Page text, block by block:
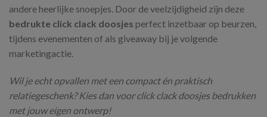
andere heerlijke snoepjes. Door de veelzijdigheid zijn deze
bedrukte click clack doosjes perfect inzetbaar op beurzen,
tijdens evenementen of als giveaway bij je volgende
marketingactie.
Wil je echt opvallen met een compact én praktisch
relatiegeschenk? Kies dan voor click clack doosjes bedrukken
met jouw eigen ontwerp!